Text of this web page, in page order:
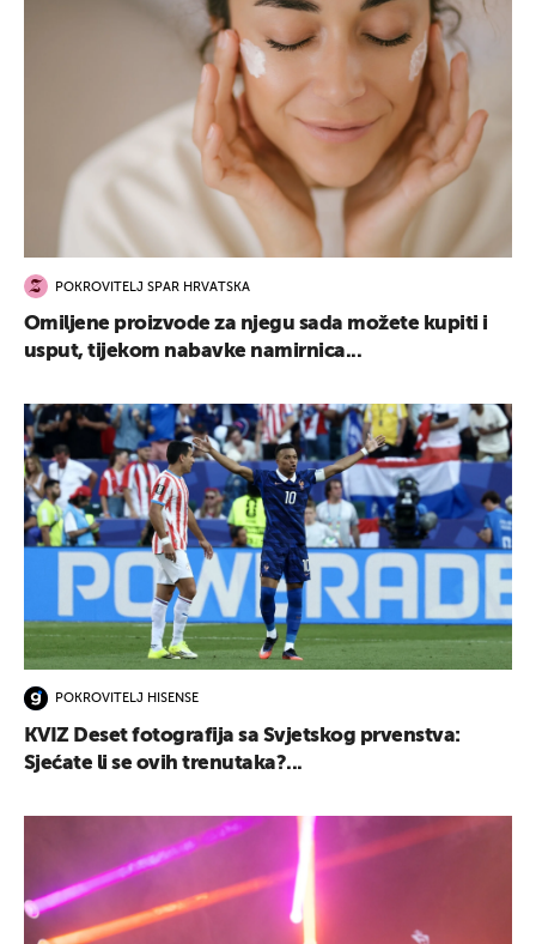
POKROVITELJ SPAR HRVATSKA
Omiljene proizvode za njegu sada možete kupiti i
usput, tijekom nabavke namirnica...
POKROVITELJ HISENSE
KVIZ Deset fotografija sa Svjetskog prvenstva:
Sjećate li se ovih trenutaka?...